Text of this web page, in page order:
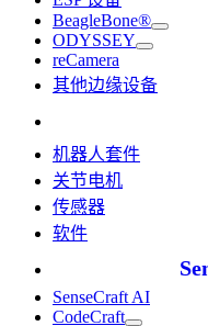
BeagleBone®
ODYSSEY
reCamera
其他边缘设备
机器人套件
关节电机
传感器
软件
SenseCraft AI
CodeCraft